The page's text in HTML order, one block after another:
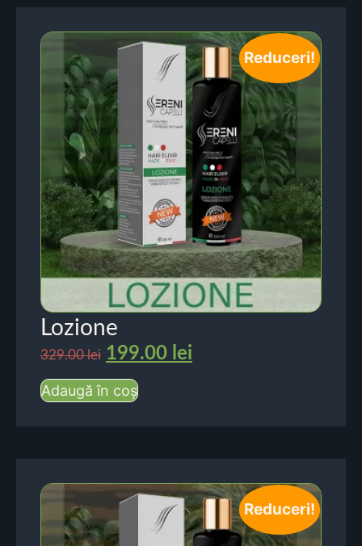
Reduceri!
Lozione
329.00lei 199.00 lei
Adaugă în coș
Reduceri!